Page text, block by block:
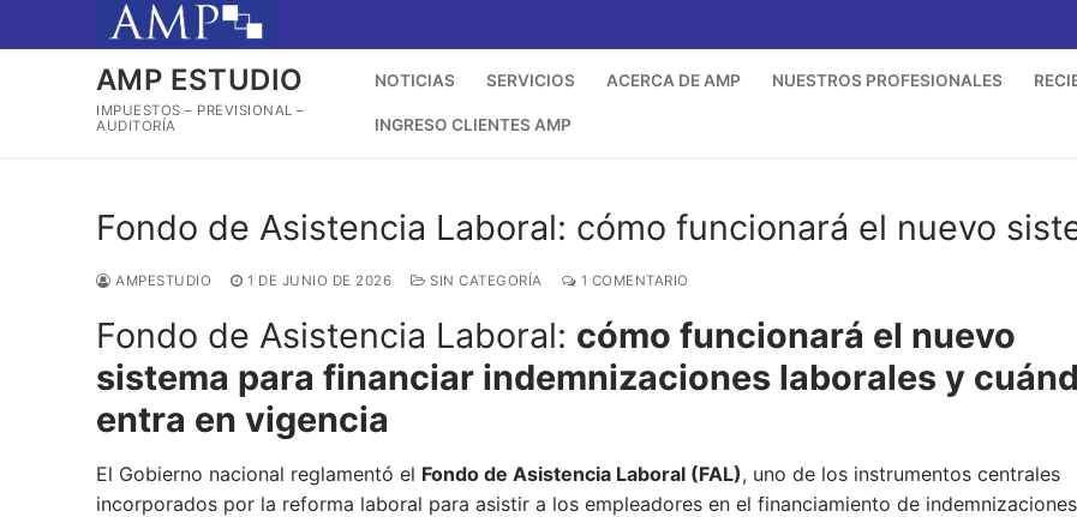
al
AMP ESTUDIO
IMPUESTOS – PREVISIONAL –
AUDITORÍA
NOTICIAS SERVICIOS ACERCA DE AMP NUESTROS PROFESIONALES
INGRESO CLIENTES AMP
Fondo de Asistencia Laboral: cómo funcionará el nuevo
AMPESTUDIO 1 DE JUNIO DE 2026 SIN CATEGORÍA 1 COMENTARIO
Fondo de Asistencia Laboral: cómo funcionará el nuevo
sistema para financiar indemnizaciones laborales y
entra en vigencia
El Gobierno nacional reglamentó el Fondo de Asistencia Laboral (FAL), uno de los instrumentos centrales
incorporados por la reforma laboral para asistir a los empleadores en el financiamiento de